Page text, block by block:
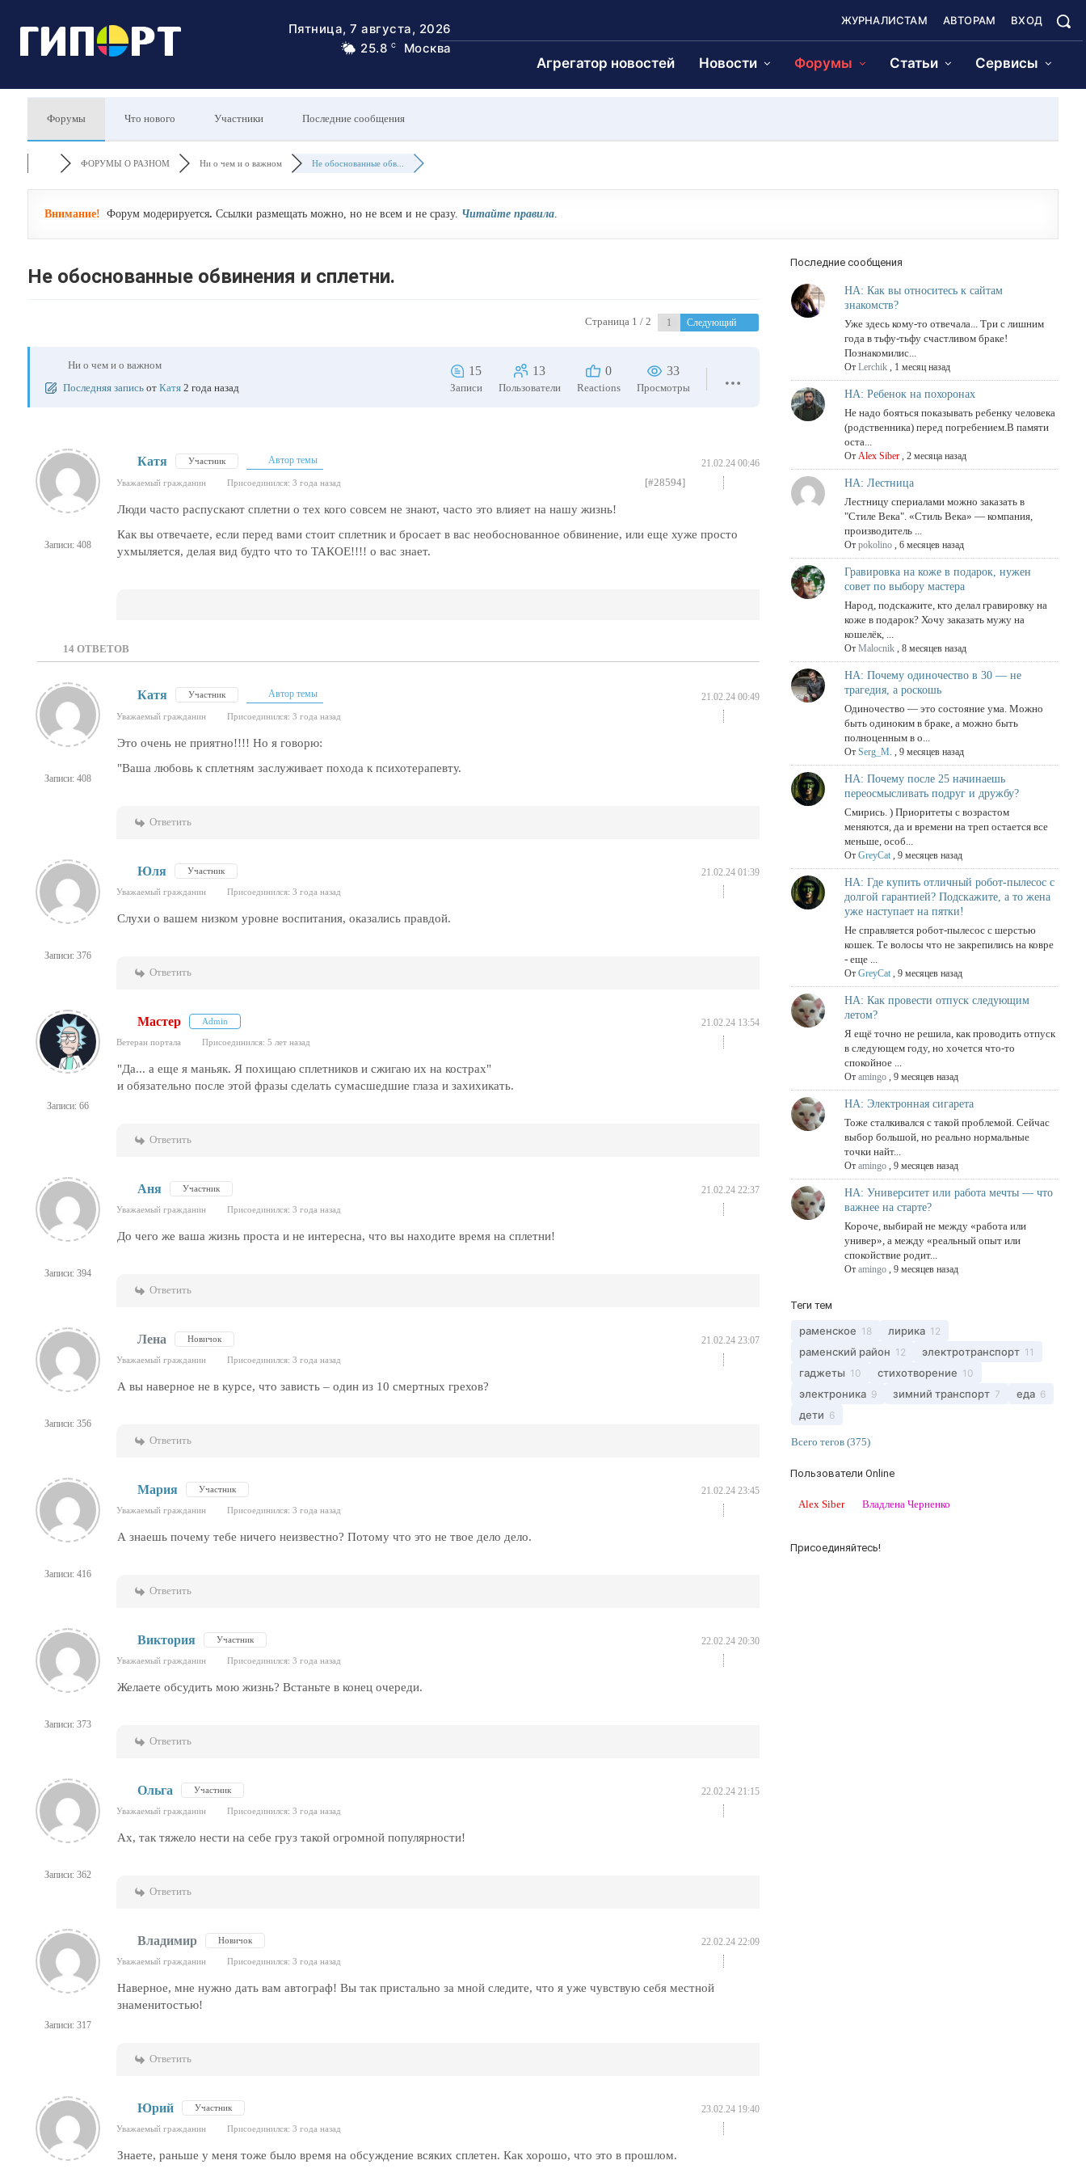
Пятница, 7 августа, 2026
25.8 C Москва
ЖУРНАЛИСТАМ АВТОРАМ ВХОД
Агрегатор новостей Новости Форумы Статьи Сервисы
Форумы Что нового Участники Последние сообщения
ФОРУМЫ О РАЗНОМ Ни о чем и о важном Не обоснованные обв...
Внимание! Форум модерируется. Ссылки размещать можно, но не всем и не сразу. Читайте правила.
Не обоснованные обвинения и сплетни.
Страница 1 / 2 Следующий
Ни о чем и о важном
Последняя запись от Катя 2 года назад
15
Записи
13
Пользователи
0
Reactions
33
Просмотры
Записи: 408
Катя Участник Автор темы 21.02.24 00:46
Уважаемый гражданин Присоединился: 3 года назад [#28594]
Люди часто распускают сплетни о тех кого совсем не знают, часто это влияет на нашу жизнь!
Как вы отвечаете, если перед вами стоит сплетник и бросает в вас необоснованное обвинение, или еще хуже просто
ухмыляется, делая вид будто что то ТАКОЕ!!!! о вас знает.
14 ОТВЕТОВ
Записи: 408
Катя Участник Автор темы 21.02.24 00:49
Уважаемый гражданин Присоединился: 3 года назад
Это очень не приятно!!!! Но я говорю:
"Ваша любовь к сплетням заслуживает похода к психотерапевту.
Ответить
Записи: 376
Юля Участник 21.02.24 01:39
Уважаемый гражданин Присоединился: 3 года назад
Слухи о вашем низком уровне воспитания, оказались правдой.
Ответить
Записи: 66
Мастер Admin 21.02.24 13:54
Ветеран портала Присоединился: 5 лет назад
"Да... а еще я маньяк. Я похищаю сплетников и сжигаю их на кострах"
и обязательно после этой фразы сделать сумасшедшие глаза и захихикать.
Ответить
Записи: 394
Аня Участник 21.02.24 22:37
Уважаемый гражданин Присоединился: 3 года назад
До чего же ваша жизнь проста и не интересна, что вы находите время на сплетни!
Ответить
Записи: 356
Лена Новичок 21.02.24 23:07
Уважаемый гражданин Присоединился: 3 года назад
А вы наверное не в курсе, что зависть – один из 10 смертных грехов?
Ответить
Записи: 416
Мария Участник 21.02.24 23:45
Уважаемый гражданин Присоединился: 3 года назад
А знаешь почему тебе ничего неизвестно? Потому что это не твое дело дело.
Ответить
Записи: 373
Виктория Участник 22.02.24 20:30
Уважаемый гражданин Присоединился: 3 года назад
Желаете обсудить мою жизнь? Встаньте в конец очереди.
Ответить
Записи: 362
Ольга Участник 22.02.24 21:15
Уважаемый гражданин Присоединился: 3 года назад
Ах, так тяжело нести на себе груз такой огромной популярности!
Ответить
Записи: 317
Владимир Новичок 22.02.24 22:09
Уважаемый гражданин Присоединился: 3 года назад
Наверное, мне нужно дать вам автограф! Вы так пристально за мной следите, что я уже чувствую себя местной
знаменитостью!
Ответить
Юрий Участник 23.02.24 19:40
Уважаемый гражданин Присоединился: 3 года назад
Знаете, раньше у меня тоже было время на обсуждение всяких сплетен. Как хорошо, что это в прошлом.
Последние сообщения
НА: Как вы относитесь к сайтам
знакомств?
Уже здесь кому-то отвечала... Три с лишним
года в тьфу-тьфу счастливом браке!
Познакомилис...
ОтLerchik , 1 месяц назад
НА: Ребенок на похоронах
Не надо бояться показывать ребенку человека
(родственника) перед погребением.В памяти
оста...
ОтAlex Siber ,2 месяца назад
НА: Лестница
Лестницу спериалами можно заказать в
"Стиле Века". «Стиль Века» — компания,
производитель ...
Отpokolino ,6 месяцев назад
Гравировка на коже в подарок, нужен
совет по выбору мастера
Народ, подскажите, кто делал гравировку на
коже в подарок? Хочу заказать мужу на
кошелёк, ...
ОтMalocnik ,8 месяцев назад
НА: Почему одиночество в 30 — не
трагедия, а роскошь
Одиночество — это состояние ума. Можно
быть одиноким в браке, а можно быть
полноценным в о...
ОтSerg_M. ,9 месяцев назад
НА: Почему после 25 начинаешь
переосмысливать подруг и дружбу?
Смирись. ) Приоритеты с возрастом
меняются, да и времени на треп остается все
меньше, особ...
ОтGreyCat ,9 месяцев назад
НА: Где купить отличный робот-пылесос с
долгой гарантией? Подскажите, а то жена
уже наступает на пятки!
Не справляется робот-пылесос с шерстью
кошек. Те волосы что не закрепились на ковре
- еще ...
ОтGreyCat ,9 месяцев назад
НА: Как провести отпуск следующим
летом?
Я ещё точно не решила, как проводить отпуск
в следующем году, но хочется что-то
спокойное ...
Отamingo ,9 месяцев назад
НА: Электронная сигарета
Тоже сталкивался с такой проблемой. Сейчас
выбор большой, но реально нормальные
точки найт...
Отamingo ,9 месяцев назад
НА: Университет или работа мечты — что
важнее на старте?
Короче, выбирай не между «работа или
универ», а между «реальный опыт или
спокойствие родит...
Отamingo ,9 месяцев назад
Теги тем
раменское 18 лирика 12
раменский район 12 электротранспорт 11
гаджеты 10 стихотворение 10
электроника 9 зимний транспорт 7 еда 6
дети 6
Всего тегов (375)
Пользователи Online
Alex Siber Владлена Черненко
Присоединяйтесь!